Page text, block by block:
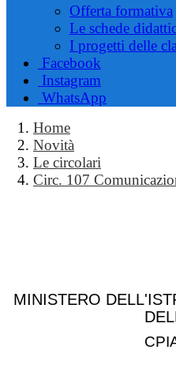
Offerta formativa
Le schede
I progetti delle
Facebook
Instagram
WhatsApp
Home
Novità
Le circolari
Circ. 107
MINISTERO